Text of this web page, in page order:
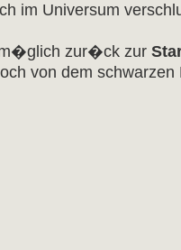
im Universum
m�glich zur�ck zur
von dem schwarzen